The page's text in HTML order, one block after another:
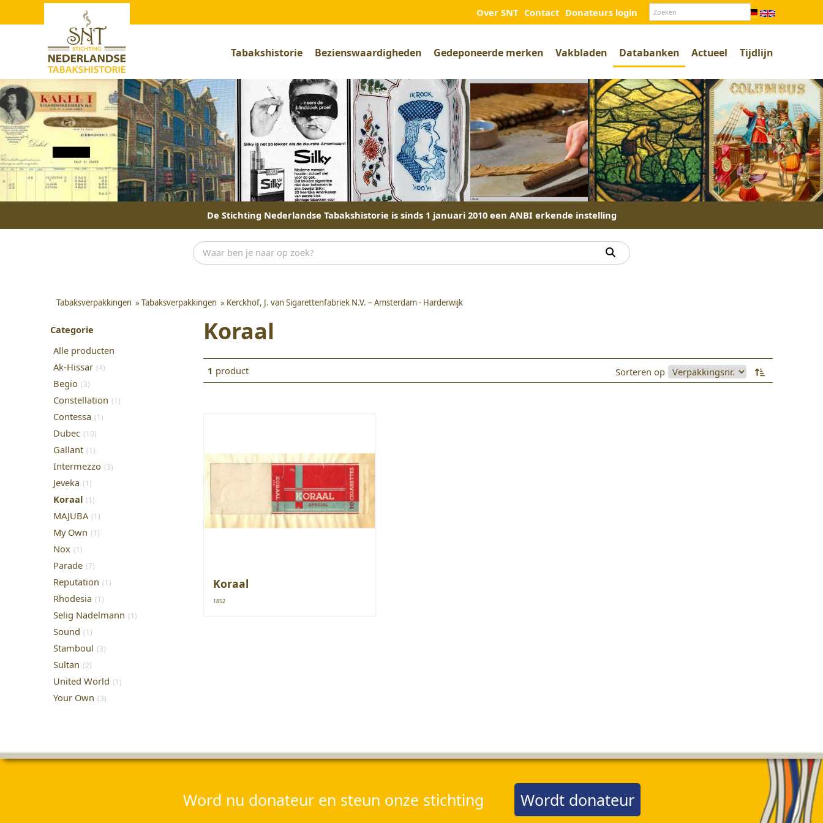
Over SNT Contact Donateurs login
Tabakshistorie Bezienswaardigheden Gedeponeerde merken Vakbladen Databanken Actueel Tijdlijn
De Stichting Nederlandse Tabakshistorie is sinds 1 januari 2010 een ANBI erkende instelling
Tabaksverpakkingen » Tabaksverpakkingen » Kerckhof, J. van Sigarettenfabriek N.V. – Amsterdam - Harderwijk
Categorie
Alle producten
Ak-Hissar (4)
Begio (3)
Constellation (1)
Contessa (1)
Dubec (10)
Gallant (1)
Intermezzo (3)
Jeveka (1)
Koraal (1)
MAJUBA (1)
My Own (1)
Nox (1)
Parade (7)
Reputation (1)
Rhodesia (1)
Selig Nadelmann (1)
Sound (1)
Stamboul (3)
Sultan (2)
United World (1)
Your Own (3)
Koraal
1 product Sorteren op
Koraal
1852
Word nu donateur en steun onze stichting Wordt donateur